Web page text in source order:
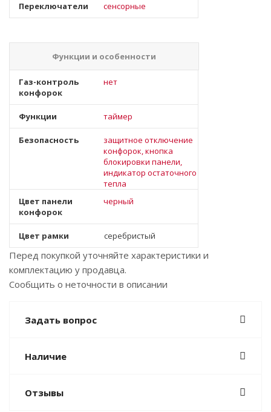
Переключатели сенсорные
Функции и особенности
Газ-контроль
конфорок
нет
Функции таймер
Безопасность
защитное отключение
конфорок, кнопка
блокировки панели,
индикатор остаточного
тепла
Цвет панели
конфорок
черный
Цвет рамки серебристый
Перед покупкой уточняйте характеристики и
комплектацию у продавца.
Сообщить о неточности в описании
Задать вопрос
Наличие
Отзывы